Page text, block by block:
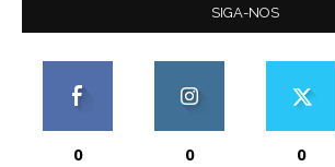
SIGA-NOS
0 0 0